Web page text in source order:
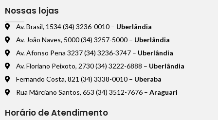
Nossas lojas
Av. Brasil, 1534 (34) 3236-0010 – Uberlândia
Av. João Naves, 5000 (34) 3257-5000 – Uberlândia
Av. Afonso Pena 3237 (34) 3236-3747 – Uberlândia
Av. Floriano Peixoto, 2730 (34) 3222-6888 – Uberlândia
Fernando Costa, 821 (34) 3338-0010 – Uberaba
Rua Márciano Santos, 653 (34) 3512-7676 – Araguari
Horário de Atendimento